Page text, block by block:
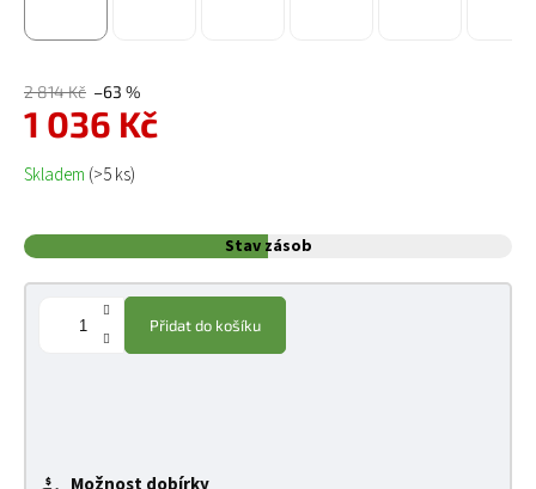
2 814 Kč –63 %
1 036 Kč
Měrná cena:
Skladem (>5 ks)
Stav zásob
Přidat do košíku